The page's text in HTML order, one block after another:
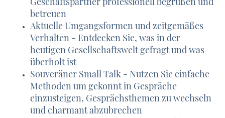
betreuen
Aktuelle Umgangsformen und zeitgemäßes
Verhalten - Entdecken Sie, was in der
heutigen Gesellschaftswelt gefragt und was
überholt ist
Souveräner Small Talk - Nutzen Sie einfache
Methoden um gekonnt in Gespräche
einzusteigen, Gesprächsthemen zu wechseln
und charmant abzubrechen